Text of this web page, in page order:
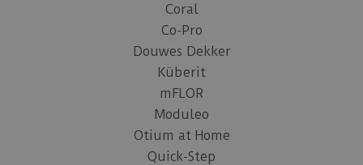
Coral
Co-Pro
Douwes Dekker
Küberit
mFLOR
Moduleo
Otium at Home
Quick-Step